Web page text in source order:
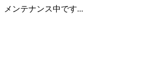
メンテナンス中です...